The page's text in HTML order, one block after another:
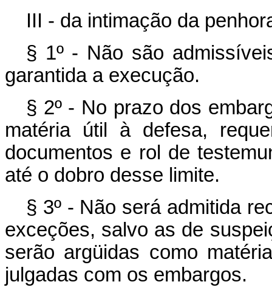
III - da intimação da
§ 1º - Não são
garantida a execução.
§ 2º - No prazo dos
matéria útil à defesa,
documentos e rol de
até o dobro desse limite.
§ 3º - Não será admitida
exceções, salvo as de
serão argüidas como
julgadas com os embargos.